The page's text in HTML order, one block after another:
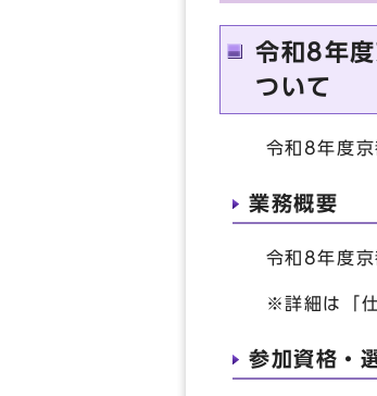
令和8年
ついて
令和8年度京
業務概要
令和8年度京
※詳細は「仕
参加資格・